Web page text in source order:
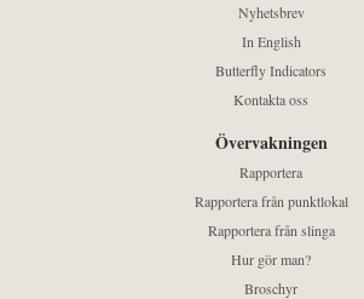
Nyhetsbrev
In English
Butterfly Indicators
Kontakta oss
Övervakningen
Rapportera
Rapportera från punktlokal
Rapportera från slinga
Hur gör man?
Broschyr